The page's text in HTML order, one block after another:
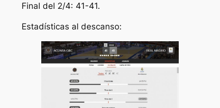
Final del 2/4: 41-41.
Estadísticas al descanso: